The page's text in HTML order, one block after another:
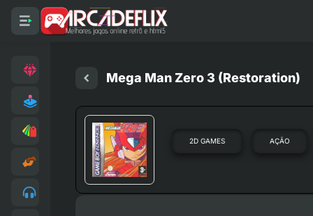
Mega Man Zero 3 (Restoration)
2D GAMES AÇÃO